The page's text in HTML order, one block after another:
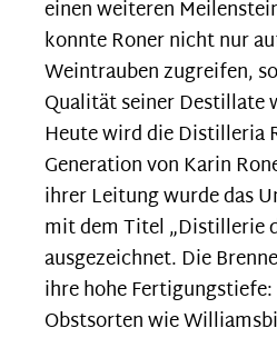
einen weiteren
konnte Roner nicht nur
Weintrauben zugreifen,
Qualität seiner Destillate
Heute wird die Distilleria
Generation von Karin
ihrer Leitung wurde das
mit dem Titel „Distillerie
ausgezeichnet. Die
ihre hohe
Obstsorten wie